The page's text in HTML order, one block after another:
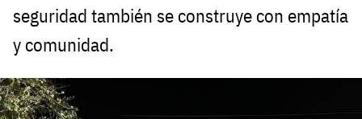
seguridad también se construye con empatía
y comunidad.